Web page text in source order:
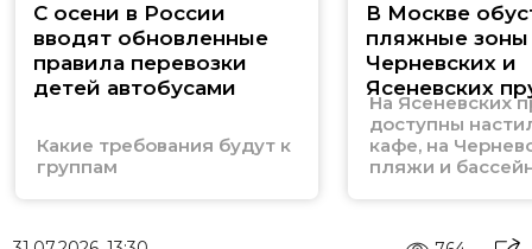
С осени в России
вводят обновленные
правила перевозки
детей автобусами
Какие требования будут к
группам
В Москве
пляжные зоны
Черневских и
Ясеневских
На Ясеневских
доступны
кафе, на
пляжи и